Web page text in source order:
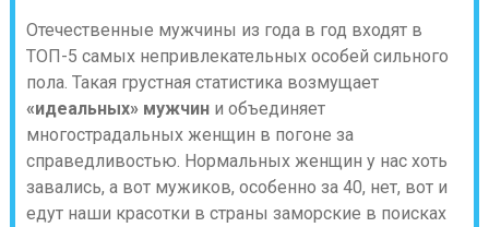
Отечественные мужчины из года в год входят в
ТОП-5 самых непривлекательных особей сильного
пола. Такая грустная статистика возмущает
«идеальных» мужчини объединяет
многострадальных женщин в погоне за
справедливостью. Нормальных женщин у нас хоть
завались, а вот мужиков, особенно за 40, нет, вот и
едут наши красотки в страны заморские в поисках